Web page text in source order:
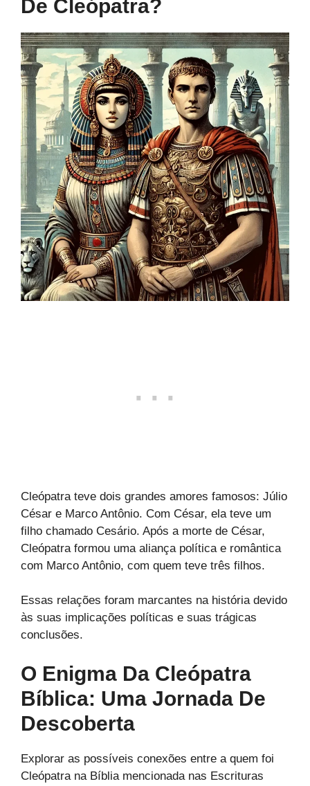
De Cleópatra?
Cleópatra teve dois grandes amores famosos: Júlio
César e Marco Antônio. Com César, ela teve um
filho chamado Cesário. Após a morte de César,
Cleópatra formou uma aliança política e romântica
com Marco Antônio, com quem teve três filhos.
Essas relações foram marcantes na história devido
às suas implicações políticas e suas trágicas
conclusões.
O Enigma Da Cleópatra
Bíblica: Uma Jornada De
Descoberta
Explorar as possíveis conexões entre a quem foi
Cleópatra na Bíblia mencionada nas Escrituras